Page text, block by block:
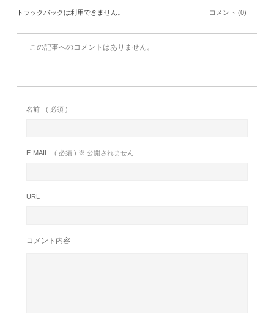
トラックバックは利用できません。 コメント (0)
この記事へのコメントはありません。
名前 ( 必須 )
E-MAIL ( 必須 ) ※ 公開されません
URL
コメント内容